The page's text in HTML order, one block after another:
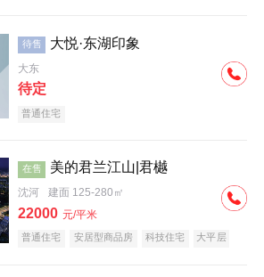
待售 大悦·东湖印象
大东
待定
普通住宅
在售 美的君兰江山|君樾
沈河 建面 125-280㎡
22000 元/平米
普通住宅 安居型商品房 科技住宅 大平层